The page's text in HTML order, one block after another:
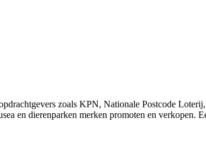
zoals KPN, Nationale Postcode
en dierenparken merken promoten en verkopen.